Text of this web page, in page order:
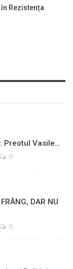
Rezistența
Preotul Vasile…
0
DAR NU
0